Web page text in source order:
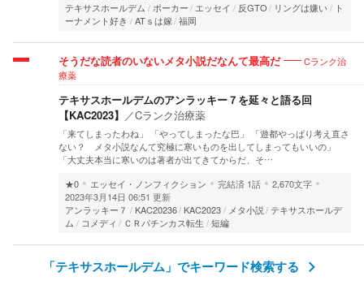
テキサスホールデム
ポーカー エッセイ 反GTO リングは嫌い
ト
ーナメント好き
ATｓは嫁 福岡
そうだな読者のいないメタ小説だなんて最高だ
Cランク治
療薬
テキサスホールデムのアンラッキー７を延々と語る回
【KAC2023】 ／Cランク治療薬
「来てしまったわね」 「やってしまったな巴」 「遊都やっぱり考え直さ
ない？ メタ小説なんて究極に寒いものを出してしまってもいいの」
「大丈夫本当に寒いのは著者が出てきてからだ、そ…
★0
エッセイ・ノンフィクション 完結済 1話
2,670文字
2023年3月14日 06:51 更新
アンラッキー７
KAC20236 KAC2023 メタ小説 テキサスホールデ
ム
コメディ ＣＲパチンカス転生 短編
「テキサスホールデム」でキーワード検索する